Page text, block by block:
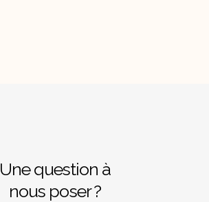
Une question à
nous poser ?